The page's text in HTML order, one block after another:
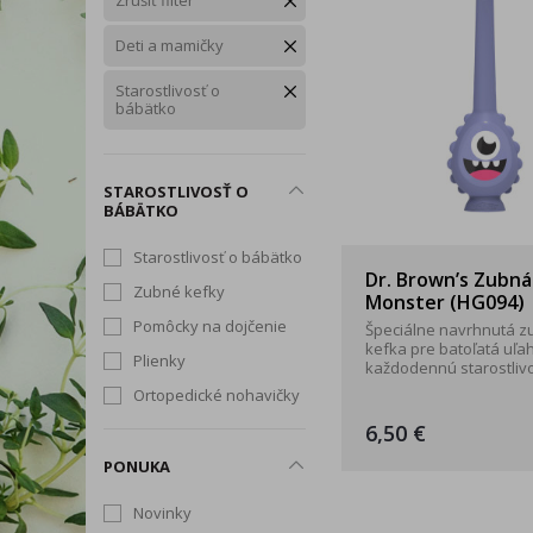
Zdravé chudnutie
Snoreeze
TePe
Trávenie, vylučovanie a
Produkty dennej potreby
Deti a mamičky
Starostlivosť o
bábätko
STAROSTLIVOSŤ O
BÁBÄTKO
Starostlivosť o bábätko
Zubné kefky
Pomôcky na dojčenie
Plienky
Ortopedické nohavičky
PONUKA
Novinky
Dr. Brown’s
Monster (HG094)
Špeciálne navrhnutá
kefka pre batoľatá
každodennú
6,50 €